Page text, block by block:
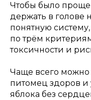
Чтобы было
держать в голове
понятную
по трём
токсичности и
Чаще всего можно
питомец здоров и
яблока без